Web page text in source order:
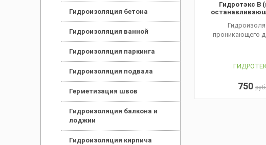
Гидроизоляция бетона
Гидроизоляция ванной
Гидроизоляция паркинга
Гидроизоляция подвала
Герметизация швов
Гидроизоляция балкона и
лоджии
Гидроизоляция кирпича
Гидротэкс В
проникающего
750руб.